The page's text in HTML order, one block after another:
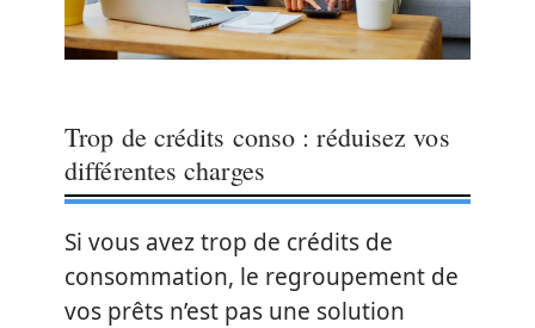
Trop de crédits conso : réduisez vos
différentes charges
Si vous avez trop de crédits de
consommation, le regroupement de
vos prêts n’est pas une solution